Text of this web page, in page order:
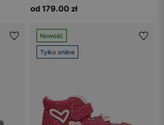
od 179.00 zł
Nowość
Tylko online